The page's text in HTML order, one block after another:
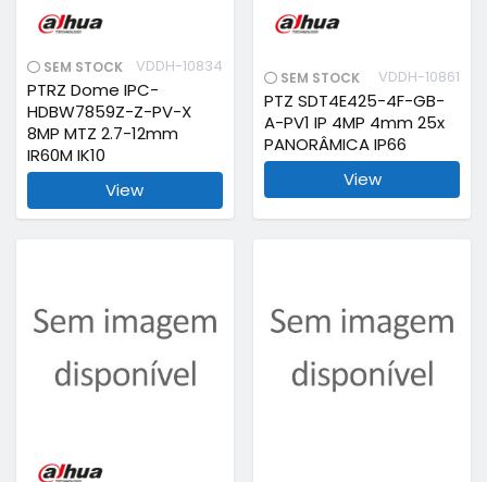
SEM STOCK VDDH-10834
PTRZ Dome IPC-
HDBW7859Z-Z-PV-X
8MP MTZ 2.7-12mm
IR60M IK10
View
SEM STOCK VDDH-10861
PTZ SDT4E425-4F-GB-
A-PV1 IP 4MP 4mm 25x
PANORÂMICA IP66
View